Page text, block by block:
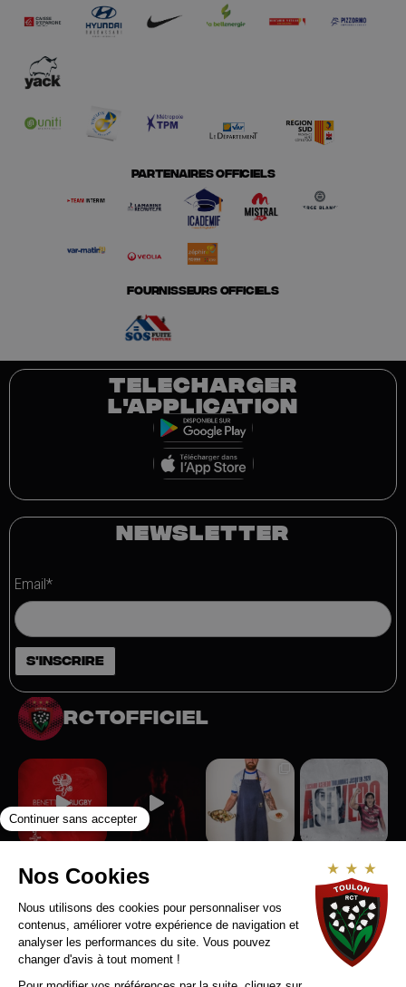
PARTENAIRES OFFICIELS
FOURNISSEURS OFFICIELS
TELECHARGER
L'APPLICATION
NEWSLETTER
Email*
rctofficiel
Suivez-nous sur Instagram